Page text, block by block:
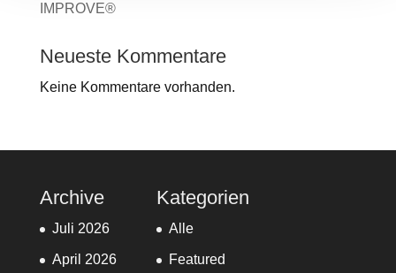
IMPROVE®
Neueste Kommentare
Keine Kommentare vorhanden.
Archive
Juli 2026
April 2026
Kategorien
Alle
Featured